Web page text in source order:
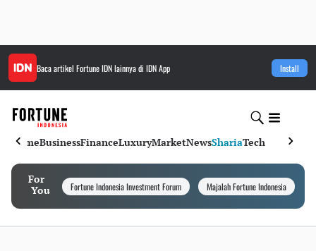
Baca artikel Fortune IDNlainnya di IDN App Install
HomeBusinessFinanceLuxuryMarketNewsShariaTech
For
You
Fortune Indonesia Investment Forum Majalah Fortune Indonesia